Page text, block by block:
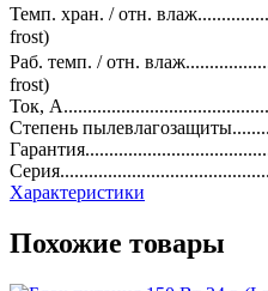
Темп. хран. / отн.
frost)
Раб. темп. / отн.
frost)
Ток,
Степень
Характеристики
Похожие товары